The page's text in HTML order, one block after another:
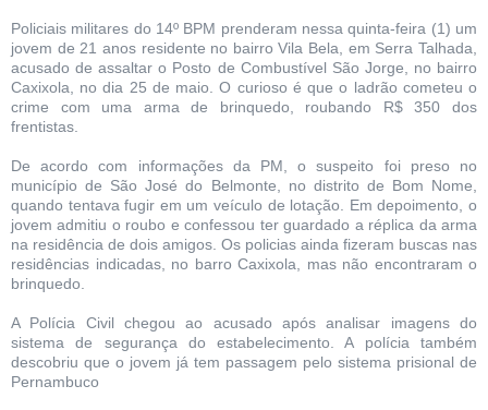
Policiais militares do 14º BPM prenderam nessa quinta-feira (1) um
jovem de 21 anos residente no bairro Vila Bela, em Serra Talhada,
acusado de assaltar o Posto de Combustível São Jorge, no bairro
Caxixola, no dia 25 de maio. O curioso é que o ladrão cometeu o
crime com uma arma de brinquedo, roubando R$ 350 dos
frentistas.
De acordo com informações da PM, o suspeito foi preso no
município de São José do Belmonte, no distrito de Bom Nome,
quando tentava fugir em um veículo de lotação. Em depoimento, o
jovem admitiu o roubo e confessou ter guardado a réplica da arma
na residência de dois amigos. Os policias ainda fizeram buscas nas
residências indicadas, no barro Caxixola, mas não encontraram o
brinquedo.
A Polícia Civil chegou ao acusado após analisar imagens do
sistema de segurança do estabelecimento. A polícia também
descobriu que o jovem já tem passagem pelo sistema prisional de
Pernambuco